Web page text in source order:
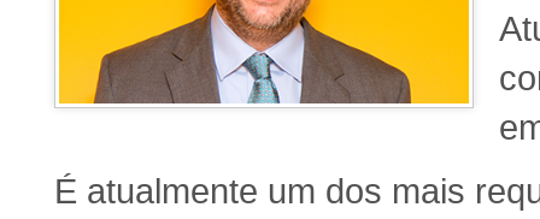
É atualmente um dos mais